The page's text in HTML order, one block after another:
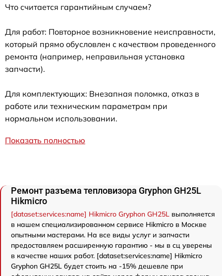
Что считается гарантийным случаем?
Для работ: Повторное возникновение неисправности,
который прямо обусловлен с качеством проведенного
ремонта (например, неправильная установка
запчасти).
Для комплектующих: Внезапная поломка, отказ в
работе или техническим параметрам при
нормальном использовании.
Показать полностью
Ремонт разъема тепловизора Gryphon GH25L
Hikmicro
[dataset:services:name] Hikmicro Gryphon GH25L выполняется
в нашем специализированном сервисе Hikmicro в Москве
опытными мастерами. На все виды услуг и запчасти
предоставляем расширенную гарантию - мы в сц уверены
в качестве наших работ. [dataset:services:name] Hikmicro
Gryphon GH25L будет стоить на -15% дешевле при